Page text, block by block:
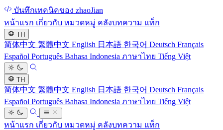
บันทึกเทคนิคของ zhaoJian
หน้าแรก เกี่ยวกับ หมวดหมู่ คลังบทความ แท็ก
TH
简体中文 繁體中文 English 日本語 한국어 Deutsch Français
Español Português Bahasa Indonesia ภาษาไทย Tiếng Việt
TH
简体中文 繁體中文 English 日本語 한국어 Deutsch Français
Español Português Bahasa Indonesia ภาษาไทย Tiếng Việt
หน้าแรก เกี่ยวกับ หมวดหมู่ คลังบทความ แท็ก